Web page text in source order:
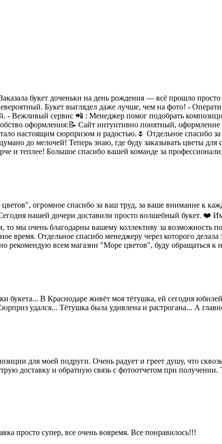
букет доченьки на день рождения — всё прошло
Букет выглядел даже лучше, чем на фото! -
- Вежливый сервис 📲 : Менеджер помог подобрать
оформления:📝 Сайт интуитивно понятный,
настоящим сюрпризом и радостью.🌷 Отдельное спасибо
до мелочей! Теперь знаю, где буду заказывать цветы
и теплее! Большое спасибо вашей команде за
огромное спасибо за ваш труд, за ваше внимание к
нашей дочери доставили просто волшебный букет. ❤️
мы очень благодарны вашему коллективу за возможность
время. Отдельное спасибо менеджеру через которого делала
рекомендую всем магазин "Море цветов", буду обращаться
букета... В Краснодаре живёт моя тётушка, ей сегодня
удался... Тётушка была удивлена и растрогана... А
для моей подруги. Очень радует и греет душу, что
доставку и обратную связь с фотоотчетом при
просто супер, все очень вовремя. Все понравилось!!!